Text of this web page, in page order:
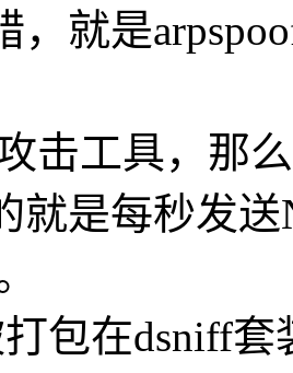
，就是
击工具，那
就是每秒发
打包在dsniff